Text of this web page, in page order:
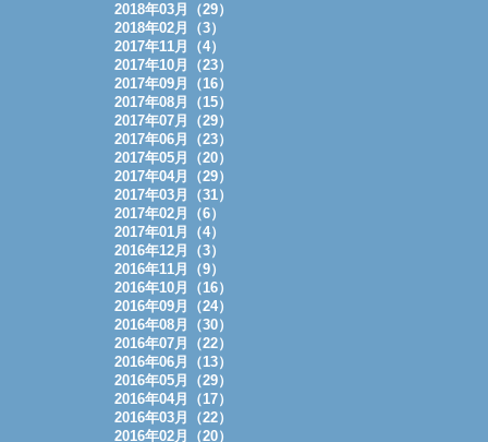
2018年03月（29）
2018年02月（3）
2017年11月（4）
2017年10月（23）
2017年09月（16）
2017年08月（15）
2017年07月（29）
2017年06月（23）
2017年05月（20）
2017年04月（29）
2017年03月（31）
2017年02月（6）
2017年01月（4）
2016年12月（3）
2016年11月（9）
2016年10月（16）
2016年09月（24）
2016年08月（30）
2016年07月（22）
2016年06月（13）
2016年05月（29）
2016年04月（17）
2016年03月（22）
2016年02月（20）